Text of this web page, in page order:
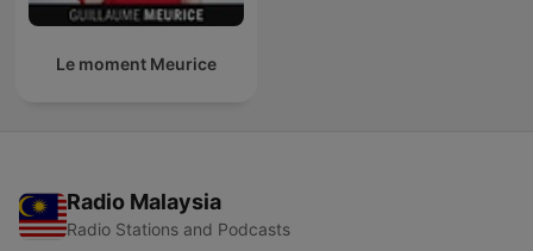
Le moment Meurice
Radio Malaysia
Radio Stations and Podcasts